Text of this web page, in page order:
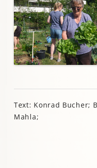
Text: Konrad Bucher;
Mahla;